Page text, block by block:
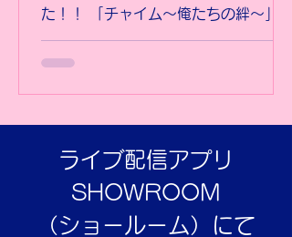
た！！ 「チャイム〜俺たちの絆〜」で
ださいませ！！ 各種配信媒体リンク
ライブ配信アプリ
SHOWROOM
（ショールーム）にて